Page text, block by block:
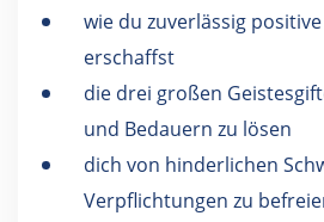
wie du zuverlässig
erschaffst
die drei großen
und Bedauern zu lösen
dich von hinderlichen
Verpflichtungen zu